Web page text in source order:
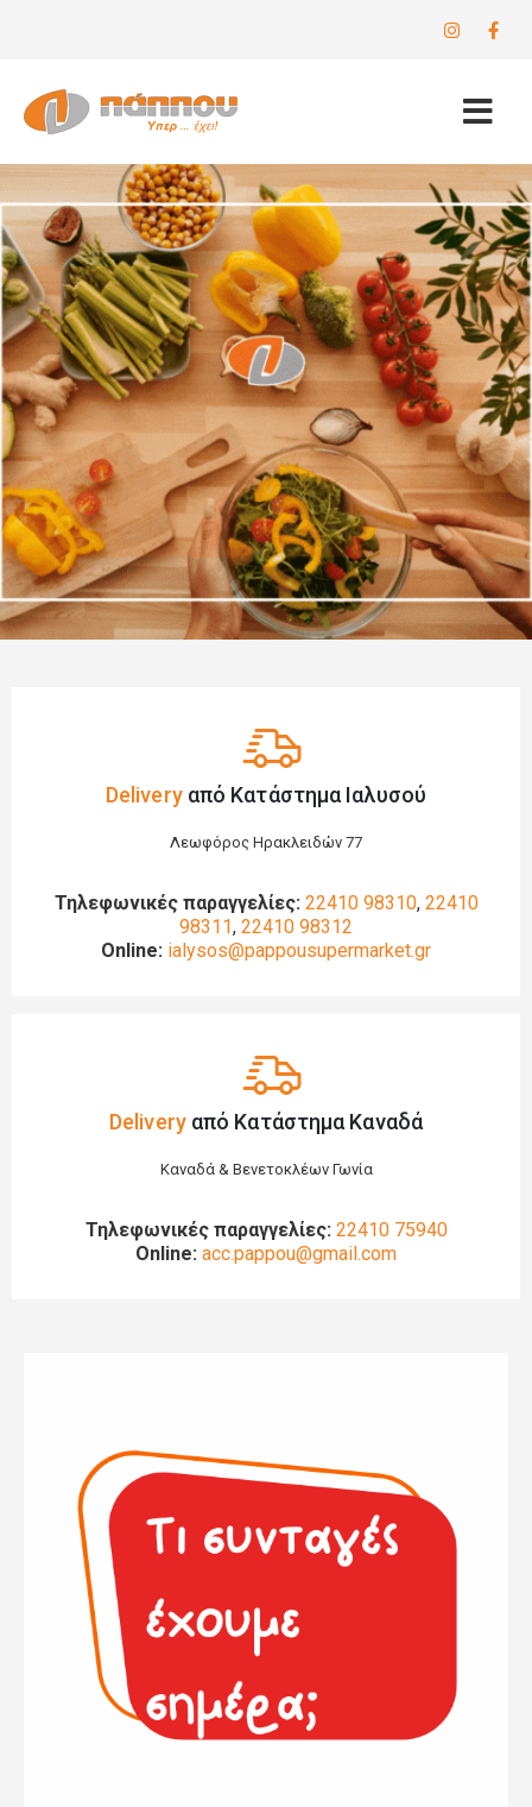
Delivery από Κατάστημα Ιαλυσού
Λεωφόρος Ηρακλειδών 77
Τηλεφωνικές παραγγελίες: 22410 98310, 22410
98311, 22410 98312
Online: ialysos@pappousupermarket.gr
Delivery από Κατάστημα Καναδά
Καναδά & Βενετοκλέων Γωνία
Τηλεφωνικές παραγγελίες: 22410 75940
Online: acc.pappou@gmail.com